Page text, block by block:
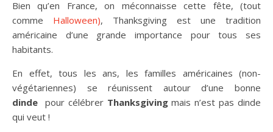
Bien qu’en France, on méconnaisse cette fête, (tout
comme Halloween), Thanksgiving est une tradition
américaine d’une grande importance pour tous ses
habitants.
En effet, tous les ans, les familles américaines (non-
végétariennes) se réunissent autour d’une bonne
dinde pour célébrer Thanksgivingmais n’est pas dinde
qui veut !